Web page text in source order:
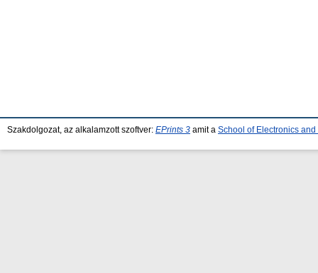
Szakdolgozat, az alkalamzott szoftver: EPrints 3 amit a School of Electronics